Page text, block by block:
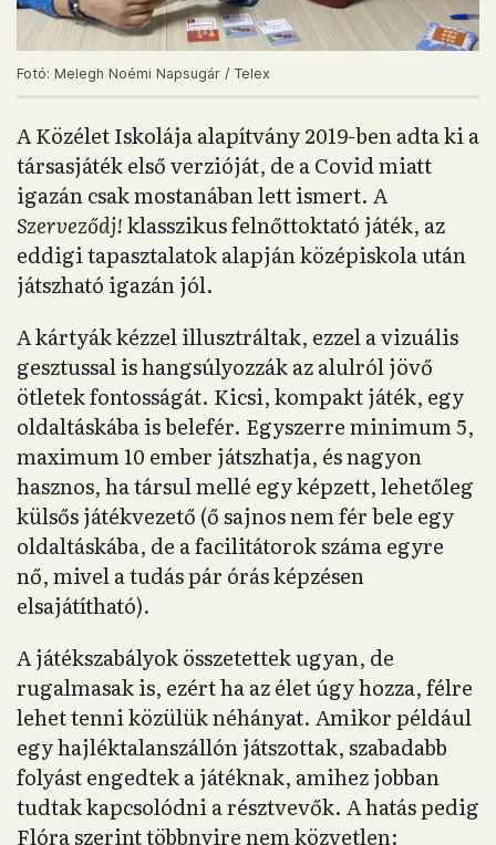
Fotó: Melegh Noémi Napsugár / Telex
A Közélet Iskolája alapítvány 2019-ben adta ki a
társasjáték első verzióját, de a Covid miatt
igazán csak mostanában lett ismert. A
Szerveződj!klasszikus felnőttoktató játék, az
eddigi tapasztalatok alapján középiskola után
játszható igazán jól.
A kártyák kézzel illusztráltak, ezzel a vizuális
gesztussal is hangsúlyozzák az alulról jövő
ötletek fontosságát. Kicsi, kompakt játék, egy
oldaltáskába is belefér. Egyszerre minimum 5,
maximum 10 ember játszhatja, és nagyon
hasznos, ha társul mellé egy képzett, lehetőleg
külsős játékvezető (ő sajnos nem fér bele egy
oldaltáskába, de a facilitátorok száma egyre
nő, mivel a tudás pár órás képzésen
elsajátítható).
A játékszabályok összetettek ugyan, de
rugalmasak is, ezért ha az élet úgy hozza, félre
lehet tenni közülük néhányat. Amikor például
egy hajléktalanszállón játszottak, szabadabb
folyást engedtek a játéknak, amihez jobban
tudtak kapcsolódni a résztvevők. A hatás pedig
Flóra szerint többnyire nem közvetlen: